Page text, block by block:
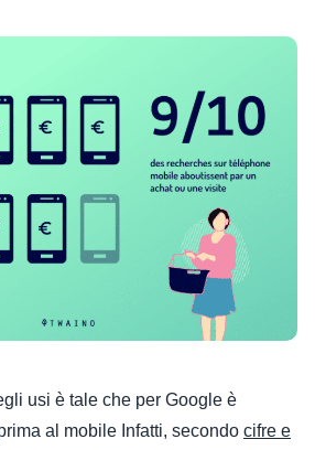
usi è tale che per Google è
al mobile Infatti, secondo cifre e